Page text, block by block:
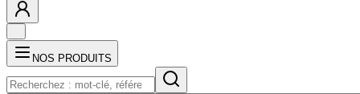
NOS PRODUITS